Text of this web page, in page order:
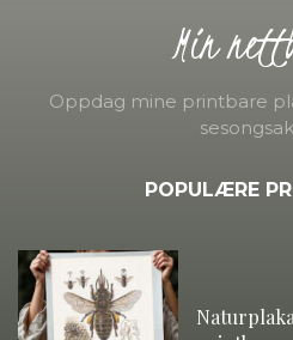
Min
Oppdag mine printbare
POPULÆRE